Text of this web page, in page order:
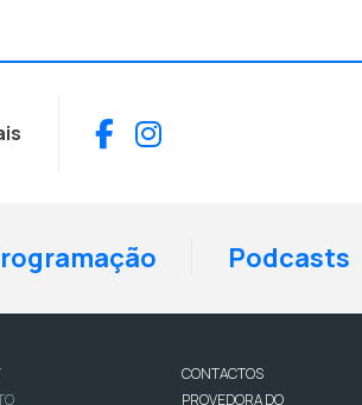
Facebook
Instagram
Podcasts
CONTACTOS
PROVEDORA DO